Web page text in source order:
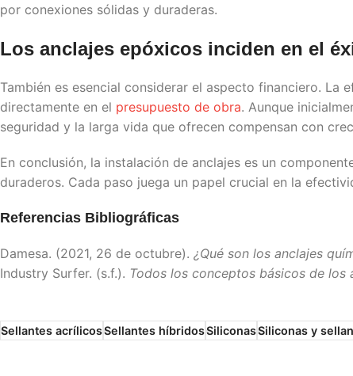
por conexiones sólidas y duraderas.
Los anclajes epóxicos inciden en el
También es esencial considerar el aspecto financiero.
directamente en el presupuesto de obra. Aunque
seguridad y la larga vida que ofrecen compensan con
En conclusión, la instalación de anclajes es un
duraderos. Cada paso juega un papel crucial en la
Referencias Bibliográficas
Damesa. (2021, 26 de octubre). ¿Qué son los anclajes
Industry Surfer. (s.f.). Todos los conceptos básicos de
Sellantes acrílicosSellantes híbridosSiliconasSiliconas y